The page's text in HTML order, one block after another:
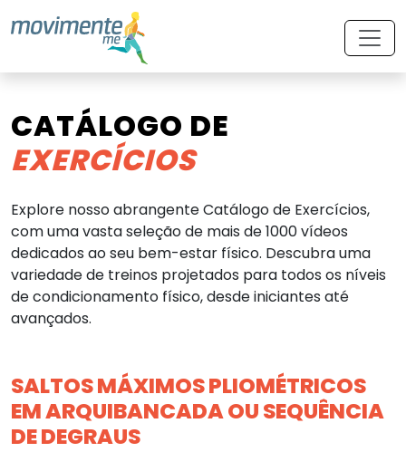
CATÁLOGO DE
EXERCÍCIOS
Explore nosso abrangente Catálogo de Exercícios,
com uma vasta seleção de mais de 1000 vídeos
dedicados ao seu bem-estar físico. Descubra uma
variedade de treinos projetados para todos os níveis
de condicionamento físico, desde iniciantes até
avançados.
SALTOS MÁXIMOS PLIOMÉTRICOS
EM ARQUIBANCADA OU SEQUÊNCIA
DE DEGRAUS